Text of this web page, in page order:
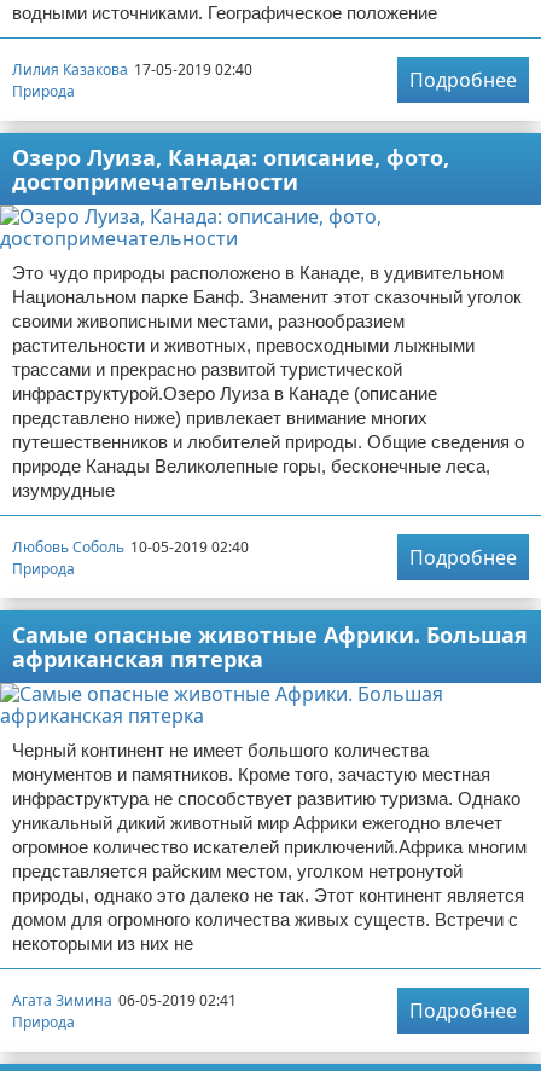
водными источниками. Географическое положение
Лилия Казакова 17-05-2019 02:40
Природа
Подробнее
Озеро Луиза, Канада: описание, фото,
достопримечательности
Это чудо природы расположено в Канаде, в удивительном
Национальном парке Банф. Знаменит этот сказочный уголок
своими живописными местами, разнообразием
растительности и животных, превосходными лыжными
трассами и прекрасно развитой туристической
инфраструктурой.Озеро Луиза в Канаде (описание
представлено ниже) привлекает внимание многих
путешественников и любителей природы. Общие сведения о
природе Канады Великолепные горы, бесконечные леса,
изумрудные
Любовь Соболь 10-05-2019 02:40
Природа
Подробнее
Самые опасные животные Африки. Большая
африканская пятерка
Черный континент не имеет большого количества
монументов и памятников. Кроме того, зачастую местная
инфраструктура не способствует развитию туризма. Однако
уникальный дикий животный мир Африки ежегодно влечет
огромное количество искателей приключений.Африка многим
представляется райским местом, уголком нетронутой
природы, однако это далеко не так. Этот континент является
домом для огромного количества живых существ. Встречи с
некоторыми из них не
Агата Зимина 06-05-2019 02:41
Природа
Подробнее